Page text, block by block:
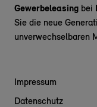
Gewerbeleasing bei
Sie die neue
unverwechselbaren
Impressum
Datenschutz